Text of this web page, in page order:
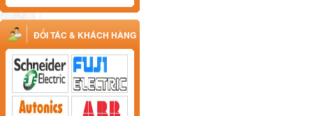
ĐỐI TÁC & KHÁCH HÀNG